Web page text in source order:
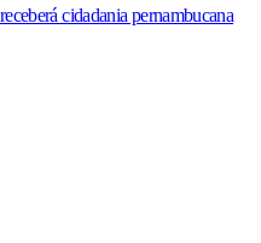
cidadania pernambucana